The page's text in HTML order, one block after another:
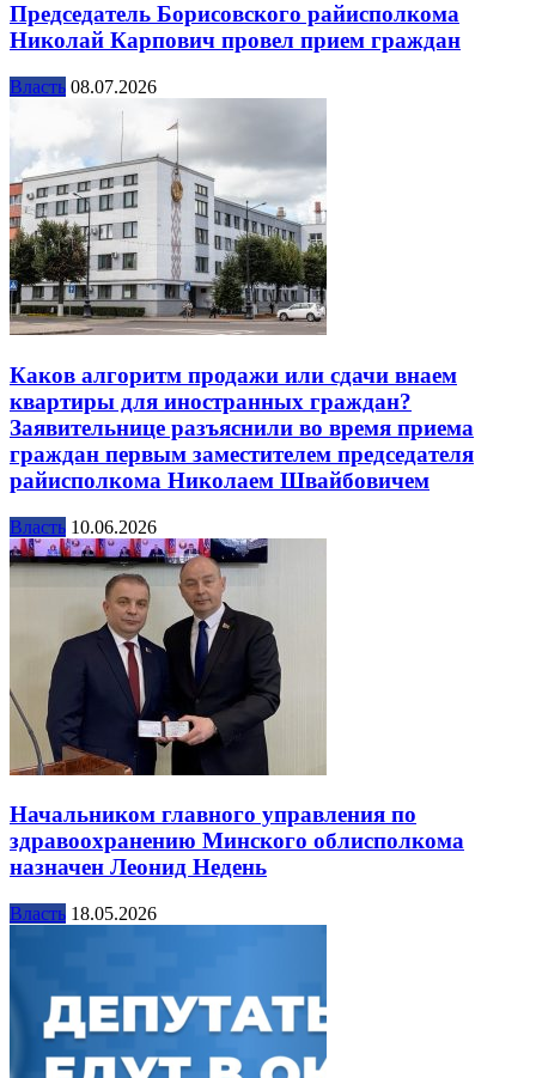
Председатель Борисовского райисполкома
Николай Карпович провел прием граждан
Власть 08.07.2026
Каков алгоритм продажи или сдачи внаем
квартиры для иностранных граждан?
Заявительнице разъяснили во время приема
граждан первым заместителем председателя
райисполкома Николаем Швайбовичем
Власть 10.06.2026
Начальником главного управления по
здравоохранению Минского облисполкома
назначен Леонид Недень
Власть 18.05.2026